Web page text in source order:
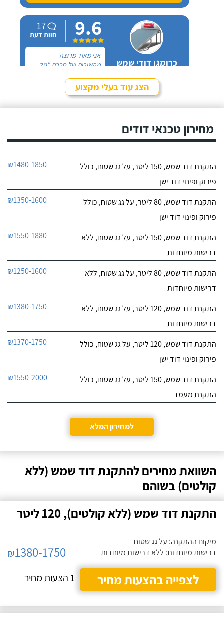
כרומגן דודי שמש
9.6
17
חוות דעת
אני מאוד מרוצה
מהשירות של חברת "טל
הלב! פניתי אליהם לצורך
החלפת דוד שמש ללא
התרשמתי ממנו לטובה.
חייג עכשיו
הצג עוד בעלי מקצוע
מחירון טכנאי דודים
התקנת דוד שמש, 150 ליטר, על גג שטוח, כולל
פירוק ופינוי דוד ישן
₪1480-1850
התקנת דוד שמש, 80 ליטר, על גג שטוח, כולל
פירוק ופינוי דוד ישן
₪1350-1600
התקנת דוד שמש, 150 ליטר, על גג שטוח, ללא
דרישות מיוחדות
₪1550-1880
התקנת דוד שמש, 80 ליטר, על גג שטוח, ללא
דרישות מיוחדות
₪1250-1600
התקנת דוד שמש, 120 ליטר, על גג שטוח, ללא
דרישות מיוחדות
₪1380-1750
התקנת דוד שמש, 120 ליטר, על גג שטוח, כולל
פירוק ופינוי דוד ישן
₪1370-1750
התקנת דוד שמש, 150 ליטר, על גג שטוח, כולל
התקנת מעמד
₪1550-2000
למחירון המלא
השוואת מחירים להתקנת דוד שמש (ללא
קולטים) בשוהם
התקנת דוד שמש (ללא קולטים), 120 ליטר
מיקום ההתקנה: על גג שטוח
דרישות מיוחדות: ללא דרישות מיוחדות
₪1380-1750
לצפייה בהצעות מחיר
1 הצעות מחיר